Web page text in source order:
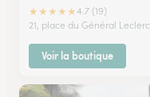
★★★★★4.7 (19)
21, place du Général Leclerc
Voir la boutique